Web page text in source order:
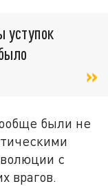
уступок
были не
с
врагов.